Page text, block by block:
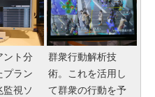
ント分
プラン
監視ソ
群衆行動解析技
術。これを活用し
て群衆の行動を予